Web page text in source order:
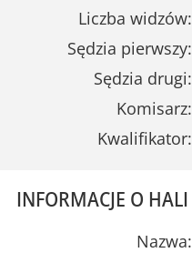
Liczba widzów:
Sędzia pierwszy:
Sędzia drugi:
Komisarz:
Kwalifikator:
INFORMACJE O HALI
Nazwa: